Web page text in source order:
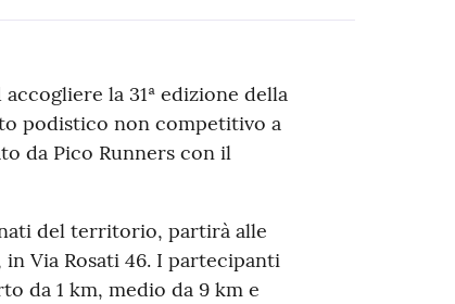
la 31ª edizione della
podistico non competitivo a
da Pico Runners con il
del territorio, partirà alle
Via Rosati 46. I partecipanti
da 1 km, medio da 9 km e